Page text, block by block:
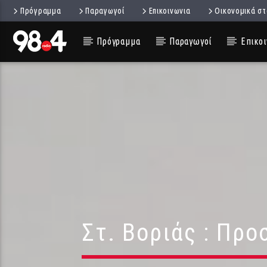
Πρόγραμμα Παραγωγοί Επικοινωνια Οικονομικά
Πρόγραμμα Παραγωγοί
Στ. Βοριάς :